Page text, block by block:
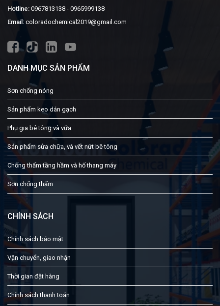
Hotline: 0967813138 - 0965999138
Email: coloradochemical2019@gmail.com
DANH MỤC SẢN PHẨM
Sơn chống nóng
Sản phẩm keo dán gạch
Phụ gia bê tông và vữa
Sản phẩm sửa chữa, vá vết nứt bê tông
Chống thấm tầng hầm và hố thang máy
Sơn chống thấm
CHÍNH SÁCH
Chính sách bảo mật
Vận chuyển, giao nhận
Thời gian đặt hàng
Chính sách thanh toán